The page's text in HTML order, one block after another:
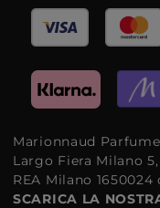
Marionnaud
Largo Fiera Milano 5,
REA Milano 1650024
SCARICA LA